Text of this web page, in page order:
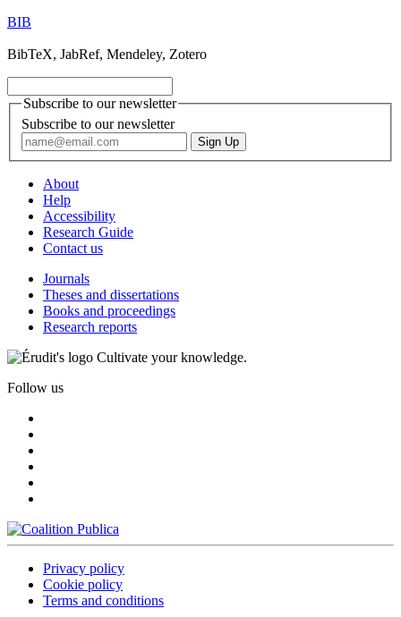
BIB
BibTeX, JabRef, Mendeley, Zotero
Subscribe to our newsletter
Subscribe to our newsletter
About
Help
Accessibility
Research Guide
Contact us
Journals
Theses and dissertations
Books and proceedings
Research reports
Cultivate your knowledge.
Follow us
Privacy policy
Cookie policy
Terms and conditions